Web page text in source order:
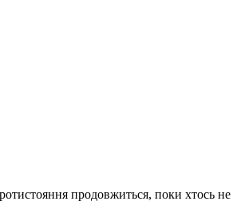
продовжиться, поки хтось не